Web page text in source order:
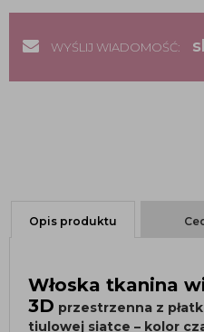
WYŚLIJ WIADOMOŚĆ:
Opis produktu
Włoska tkanina
3D przestrzenna z
tiulowej siatce – kolor